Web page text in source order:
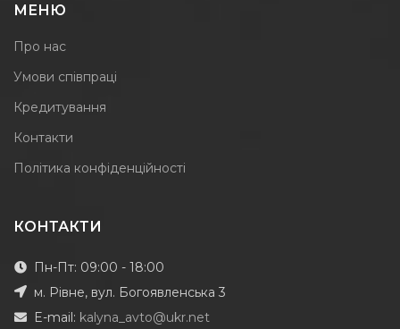
МЕНЮ
Про нас
Умови співпраці
Кредитування
Контакти
Політика конфіденційності
КОНТАКТИ
Пн-Пт: 09:00 - 18:00
м. Рівне, вул. Богоявленська 3
E-mail: kalyna_avto@ukr.net